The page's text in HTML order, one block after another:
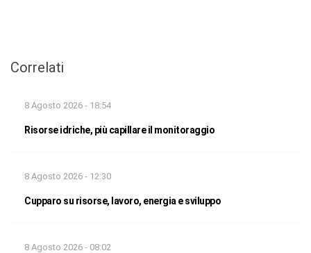
Correlati
8 Agosto 2026 - 18:54
Risorse idriche, più capillare il monitoraggio
8 Agosto 2026 - 12:30
Cupparo su risorse, lavoro, energia e sviluppo
8 Agosto 2026 - 08:02